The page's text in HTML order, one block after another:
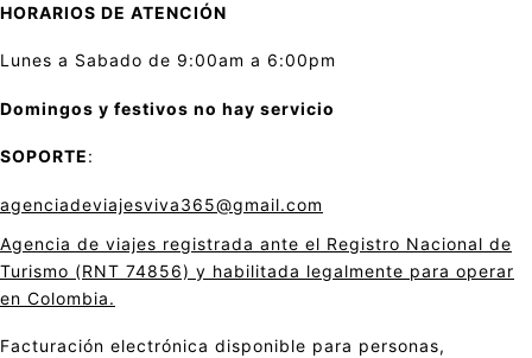
HORARIOS DE ATENCIÓN
Lunes a Sabado de 9:00am a 6:00pm
Domingos y festivos no hay servicio
SOPORTE:
agenciadeviajesviva365@gmail.com
Agencia de viajes registrada ante el Registro Nacional de
Turismo (RNT 74856) y habilitada legalmente para operar
en Colombia.
Facturación electrónica disponible para personas,